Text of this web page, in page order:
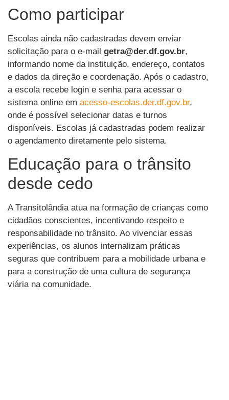
Como participar
Escolas ainda não cadastradas devem enviar
solicitação para o e-mail getra@der.df.gov.br,
informando nome da instituição, endereço, contatos
e dados da direção e coordenação. Após o cadastro,
a escola recebe login e senha para acessar o
sistema online em acesso-escolas.der.df.gov.br,
onde é possível selecionar datas e turnos
disponíveis. Escolas já cadastradas podem realizar
o agendamento diretamente pelo sistema.
Educação para o trânsito
desde cedo
A Transitolândia atua na formação de crianças como
cidadãos conscientes, incentivando respeito e
responsabilidade no trânsito. Ao vivenciar essas
experiências, os alunos internalizam práticas
seguras que contribuem para a mobilidade urbana e
para a construção de uma cultura de segurança
viária na comunidade.